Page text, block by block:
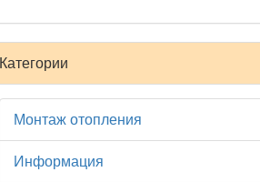
Категории
Монтаж отопления
Информация